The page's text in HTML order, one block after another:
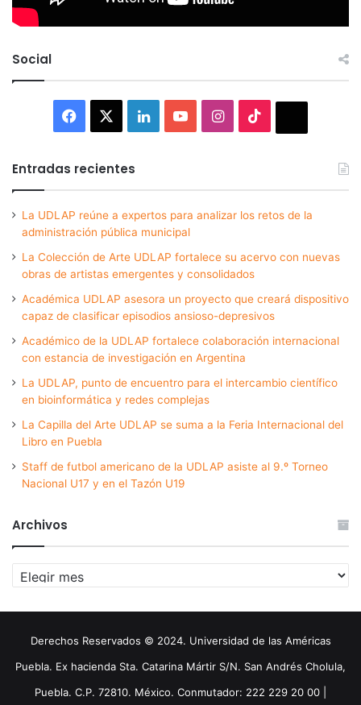
Social
Facebook LinkedInYouTubeInstagram
Entradas recientes
La UDLAP reúne a expertos para analizar los retos de la
administración pública municipal
La Colección de Arte UDLAP fortalece su acervo con nuevas
obras de artistas emergentes y consolidados
Académica UDLAP asesora un proyecto que creará dispositivo
capaz de clasificar episodios ansioso-depresivos
Académico de la UDLAP fortalece colaboración internacional
con estancia de investigación en Argentina
La UDLAP, punto de encuentro para el intercambio científico
en bioinformática y redes complejas
La Capilla del Arte UDLAP se suma a la Feria Internacional del
Libro en Puebla
Staff de futbol americano de la UDLAP asiste al 9.º Torneo
Nacional U17 y en el Tazón U19
Archivos
Archivos
Derechos Reservados © 2024. Universidad de las Américas
Puebla. Ex hacienda Sta. Catarina Mártir S/N. San Andrés Cholula,
Puebla. C.P. 72810. México. Conmutador: 222 229 20 00 |